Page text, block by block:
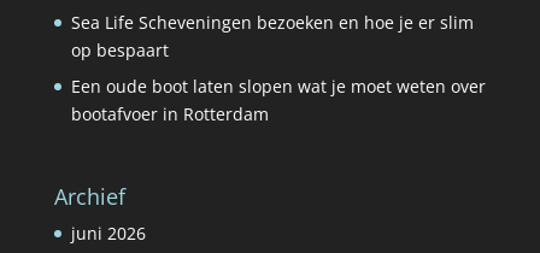
Sea Life Scheveningen bezoeken en hoe je er slim
op bespaart
Een oude boot laten slopen wat je moet weten over
bootafvoer in Rotterdam
Archief
juni 2026